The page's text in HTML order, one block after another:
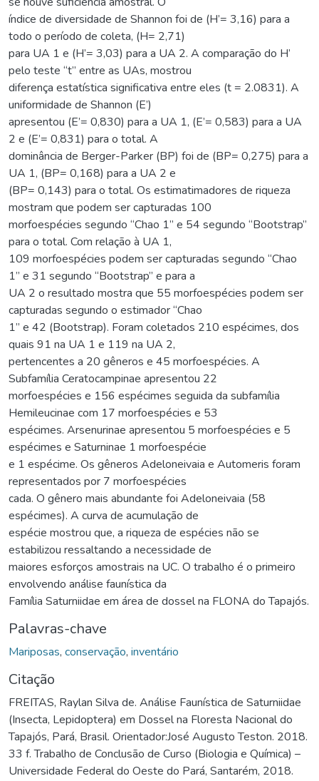
índice de diversidade de Shannon foi de (H’= 3,16) para a
todo o período de coleta, (H= 2,71)
para UA 1 e (H’= 3,03) para a UA 2. A comparação do H’
pelo teste “t” entre as UAs, mostrou
diferença estatística significativa entre eles (t = 2.0831). A
uniformidade de Shannon (E’)
apresentou (E’= 0,830) para a UA 1, (E’= 0,583) para a UA
2 e (E’= 0,831) para o total. A
dominância de Berger-Parker (BP) foi de (BP= 0,275) para a
UA 1, (BP= 0,168) para a UA 2 e
(BP= 0,143) para o total. Os estimatimadores de riqueza
mostram que podem ser capturadas 100
morfoespécies segundo “Chao 1” e 54 segundo “Bootstrap”
para o total. Com relação à UA 1,
109 morfoespécies podem ser capturadas segundo “Chao
1” e 31 segundo “Bootstrap” e para a
UA 2 o resultado mostra que 55 morfoespécies podem ser
capturadas segundo o estimador “Chao
1” e 42 (Bootstrap). Foram coletados 210 espécimes, dos
quais 91 na UA 1 e 119 na UA 2,
pertencentes a 20 gêneros e 45 morfoespécies. A
Subfamília Ceratocampinae apresentou 22
morfoespécies e 156 espécimes seguida da subfamília
Hemileucinae com 17 morfoespécies e 53
espécimes. Arsenurinae apresentou 5 morfoespécies e 5
espécimes e Saturninae 1 morfoespécie
e 1 espécime. Os gêneros Adeloneivaia e Automeris foram
representados por 7 morfoespécies
cada. O gênero mais abundante foi Adeloneivaia (58
espécimes). A curva de acumulação de
espécie mostrou que, a riqueza de espécies não se
estabilizou ressaltando a necessidade de
maiores esforços amostrais na UC. O trabalho é o primeiro
envolvendo análise faunística da
Família Saturniidae em área de dossel na FLONA do Tapajós.
Palavras-chave
Mariposas, conservação, inventário
Citação
FREITAS, Raylan Silva de. Análise Faunística de Saturniidae
(Insecta, Lepidoptera) em Dossel na Floresta Nacional do
Tapajós, Pará, Brasil. Orientador:José Augusto Teston. 2018.
33 f. Trabalho de Conclusão de Curso (Biologia e Química) –
Universidade Federal do Oeste do Pará, Santarém, 2018.